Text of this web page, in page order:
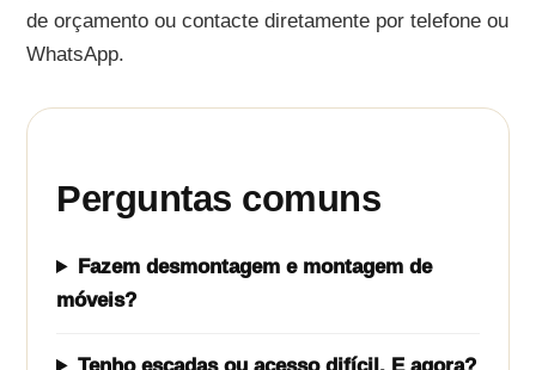
de orçamento ou contacte diretamente por telefone ou
WhatsApp.
Perguntas comuns
Fazem desmontagem e montagem de
móveis?